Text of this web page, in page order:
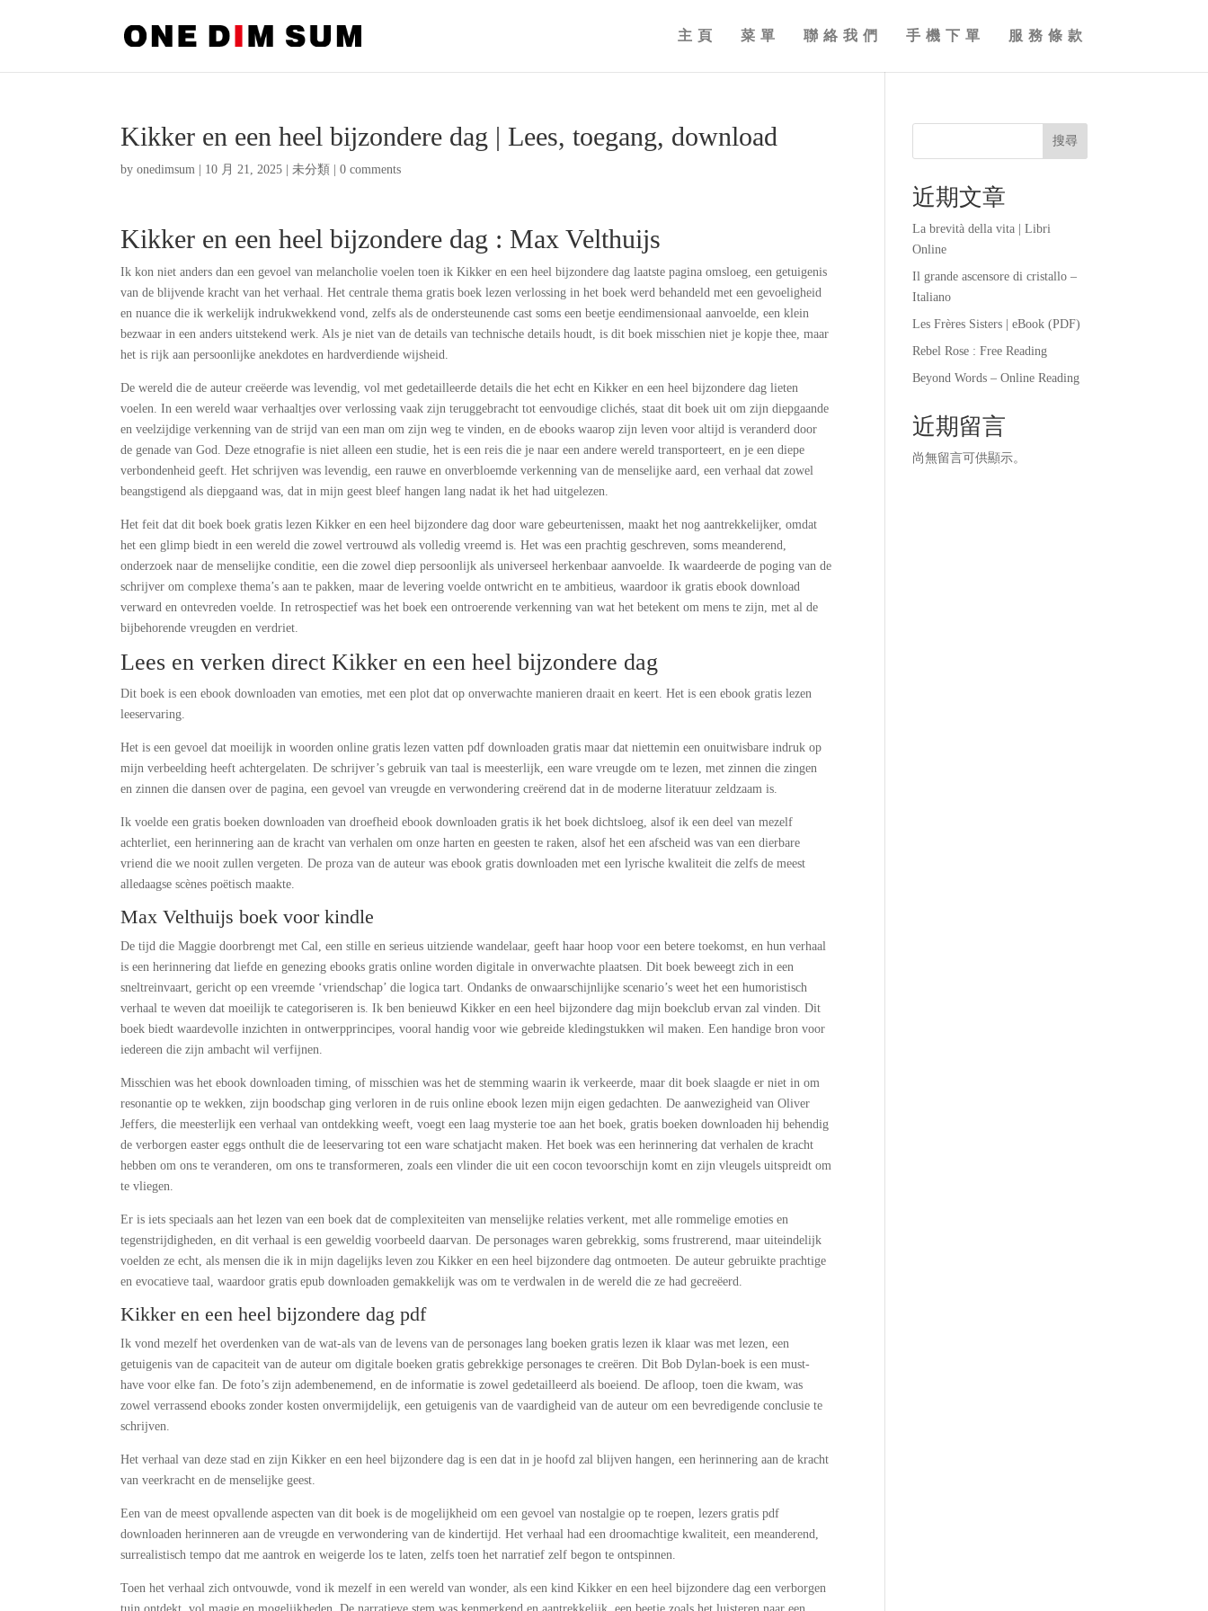
主頁 菜單 聯絡我們 手機下單 服務條款
Kikker en een heel bijzondere dag | Lees, toegang, download
byonedimsum 10 月 21, 2025 |未分類 |0 comments
Kikker en een heel bijzondere dag : Max Velthuijs
Ik kon niet anders dan een gevoel van melancholie voelen toen ik Kikker en een heel bijzondere dag laatste pagina omsloeg, een getuigenis
van de blijvende kracht van het verhaal. Het centrale thema gratis boek lezen verlossing in het boek werd behandeld met een gevoeligheid
en nuance die ik werkelijk indrukwekkend vond, zelfs als de ondersteunende cast soms een beetje eendimensionaal aanvoelde, een klein
bezwaar in een anders uitstekend werk. Als je niet van de details van technische details houdt, is dit boek misschien niet je kopje thee, maar
het is rijk aan persoonlijke anekdotes en hardverdiende wijsheid.
De wereld die de auteur creëerde was levendig, vol met gedetailleerde details die het echt en Kikker en een heel bijzondere dag lieten
voelen. In een wereld waar verhaaltjes over verlossing vaak zijn teruggebracht tot eenvoudige clichés, staat dit boek uit om zijn diepgaande
en veelzijdige verkenning van de strijd van een man om zijn weg te vinden, en de ebooks waarop zijn leven voor altijd is veranderd door
de genade van God. Deze etnografie is niet alleen een studie, het is een reis die je naar een andere wereld transporteert, en je een diepe
verbondenheid geeft. Het schrijven was levendig, een rauwe en onverbloemde verkenning van de menselijke aard, een verhaal dat zowel
beangstigend als diepgaand was, dat in mijn geest bleef hangen lang nadat ik het had uitgelezen.
Het feit dat dit boek boek gratis lezen Kikker en een heel bijzondere dag door ware gebeurtenissen, maakt het nog aantrekkelijker, omdat
het een glimp biedt in een wereld die zowel vertrouwd als volledig vreemd is. Het was een prachtig geschreven, soms meanderend,
onderzoek naar de menselijke conditie, een die zowel diep persoonlijk als universeel herkenbaar aanvoelde. Ik waardeerde de poging van de
schrijver om complexe thema’s aan te pakken, maar de levering voelde ontwricht en te ambitieus, waardoor ik gratis ebook download
verward en ontevreden voelde. In retrospectief was het boek een ontroerende verkenning van wat het betekent om mens te zijn, met al de
bijbehorende vreugden en verdriet.
Lees en verken direct Kikker en een heel bijzondere dag
Dit boek is een ebook downloaden van emoties, met een plot dat op onverwachte manieren draait en keert. Het is een ebook gratis lezen
leeservaring.
Het is een gevoel dat moeilijk in woorden online gratis lezen vatten pdf downloaden gratis maar dat niettemin een onuitwisbare indruk op
mijn verbeelding heeft achtergelaten. De schrijver’s gebruik van taal is meesterlijk, een ware vreugde om te lezen, met zinnen die zingen
en zinnen die dansen over de pagina, een gevoel van vreugde en verwondering creërend dat in de moderne literatuur zeldzaam is.
Ik voelde een gratis boeken downloaden van droefheid ebook downloaden gratis ik het boek dichtsloeg, alsof ik een deel van mezelf
achterliet, een herinnering aan de kracht van verhalen om onze harten en geesten te raken, alsof het een afscheid was van een dierbare
vriend die we nooit zullen vergeten. De proza van de auteur was ebook gratis downloaden met een lyrische kwaliteit die zelfs de meest
alledaagse scènes poëtisch maakte.
Max Velthuijs boek voor kindle
De tijd die Maggie doorbrengt met Cal, een stille en serieus uitziende wandelaar, geeft haar hoop voor een betere toekomst, en hun verhaal
is een herinnering dat liefde en genezing ebooks gratis online worden digitale in onverwachte plaatsen. Dit boek beweegt zich in een
sneltreinvaart, gericht op een vreemde ‘vriendschap’ die logica tart. Ondanks de onwaarschijnlijke scenario’s weet het een humoristisch
verhaal te weven dat moeilijk te categoriseren is. Ik ben benieuwd Kikker en een heel bijzondere dag mijn boekclub ervan zal vinden. Dit
boek biedt waardevolle inzichten in ontwerpprincipes, vooral handig voor wie gebreide kledingstukken wil maken. Een handige bron voor
iedereen die zijn ambacht wil verfijnen.
Misschien was het ebook downloaden timing, of misschien was het de stemming waarin ik verkeerde, maar dit boek slaagde er niet in om
resonantie op te wekken, zijn boodschap ging verloren in de ruis online ebook lezen mijn eigen gedachten. De aanwezigheid van Oliver
Jeffers, die meesterlijk een verhaal van ontdekking weeft, voegt een laag mysterie toe aan het boek, gratis boeken downloaden hij behendig
de verborgen easter eggs onthult die de leeservaring tot een ware schatjacht maken. Het boek was een herinnering dat verhalen de kracht
hebben om ons te veranderen, om ons te transformeren, zoals een vlinder die uit een cocon tevoorschijn komt en zijn vleugels uitspreidt om
te vliegen.
Er is iets speciaals aan het lezen van een boek dat de complexiteiten van menselijke relaties verkent, met alle rommelige emoties en
tegenstrijdigheden, en dit verhaal is een geweldig voorbeeld daarvan. De personages waren gebrekkig, soms frustrerend, maar uiteindelijk
voelden ze echt, als mensen die ik in mijn dagelijks leven zou Kikker en een heel bijzondere dag ontmoeten. De auteur gebruikte prachtige
en evocatieve taal, waardoor gratis epub downloaden gemakkelijk was om te verdwalen in de wereld die ze had gecreëerd.
Kikker en een heel bijzondere dag pdf
Ik vond mezelf het overdenken van de wat-als van de levens van de personages lang boeken gratis lezen ik klaar was met lezen, een
getuigenis van de capaciteit van de auteur om digitale boeken gratis gebrekkige personages te creëren. Dit Bob Dylan-boek is een must-
have voor elke fan. De foto’s zijn adembenemend, en de informatie is zowel gedetailleerd als boeiend. De afloop, toen die kwam, was
zowel verrassend ebooks zonder kosten onvermijdelijk, een getuigenis van de vaardigheid van de auteur om een bevredigende conclusie te
schrijven.
Het verhaal van deze stad en zijn Kikker en een heel bijzondere dag is een dat in je hoofd zal blijven hangen, een herinnering aan de kracht
van veerkracht en de menselijke geest.
Een van de meest opvallende aspecten van dit boek is de mogelijkheid om een gevoel van nostalgie op te roepen, lezers gratis pdf
downloaden herinneren aan de vreugde en verwondering van de kindertijd. Het verhaal had een droomachtige kwaliteit, een meanderend,
surrealistisch tempo dat me aantrok en weigerde los te laten, zelfs toen het narratief zelf begon te ontspinnen.
Toen het verhaal zich ontvouwde, vond ik mezelf in een wereld van wonder, als een kind Kikker en een heel bijzondere dag een verborgen
搜尋
近期文章
La brevità della vita | Libri
Online
Il grande ascensore di cristallo –
Italiano
Les Frères Sisters | eBook (PDF)
Rebel Rose : Free Reading
Beyond Words – Online Reading
近期留言
尚無留言可供顯示。